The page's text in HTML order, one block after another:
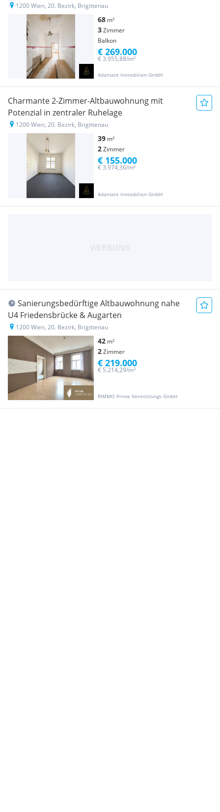
1200 Wien, 20. Bezirk, Brigittenau
68 m²
3Zimmer
Balkon
Adamant Immobilien GmbH
€ 3.955,88/m²
€ 269.000
Charmante 2-Zimmer-Altbauwohnung mit
Potenzial in zentraler Ruhelage
1200 Wien, 20. Bezirk, Brigittenau
39 m²
2Zimmer
Adamant Immobilien GmbH
€ 3.974,36/m²
€ 155.000
Sanierungsbedürftige Altbauwohnung nahe
U4 Friedensbrücke & Augarten
1200 Wien, 20. Bezirk, Brigittenau
42 m²
2Zimmer
RIMMO Prime Vermittlungs GmbH
€ 5.214,29/m²
€ 219.000